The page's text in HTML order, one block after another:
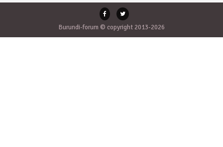
Burundi-forum © copyright 2013-2026